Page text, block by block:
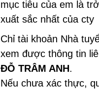
mục tiêu của em là
xuất sắc nhất của cty
Chỉ tài khoản Nhà
xem được thông tin
ĐỖ TRÂM ANH.
Nếu chưa xác thực,